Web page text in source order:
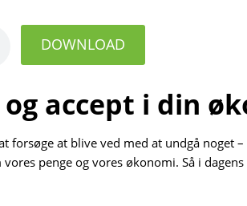
DOWNLOAD
og accept i din
at blive ved med at undgå noget
penge og vores økonomi. Så i